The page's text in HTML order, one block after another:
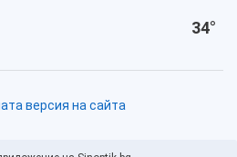
34°
версия на сайта